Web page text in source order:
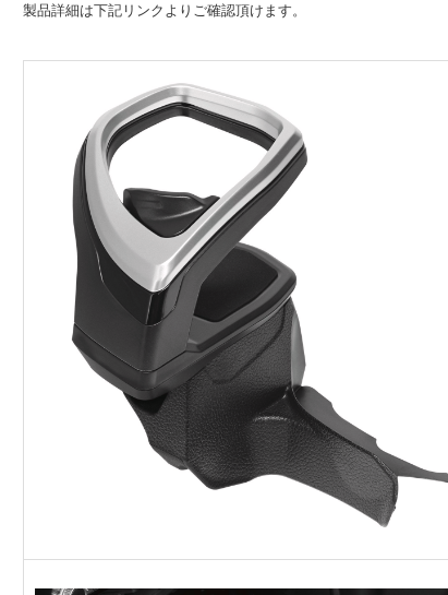
製品詳細は下記リンクよりご確認頂けます。